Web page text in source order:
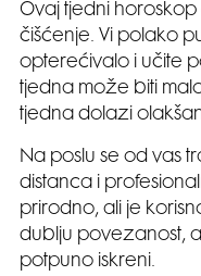
Ovaj tjedni
čišćenje. Vi polako
opterećivalo i učite
tjedna može biti
tjedna dolazi
Na poslu se od vas
distanca i
prirodno, ali je
dublju povezanost,
potpuno iskreni.